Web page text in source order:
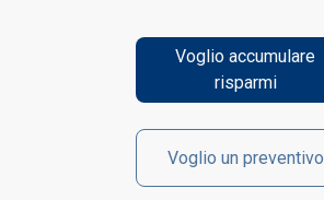
Voglio accumulare
risparmi
Voglio un preventivo